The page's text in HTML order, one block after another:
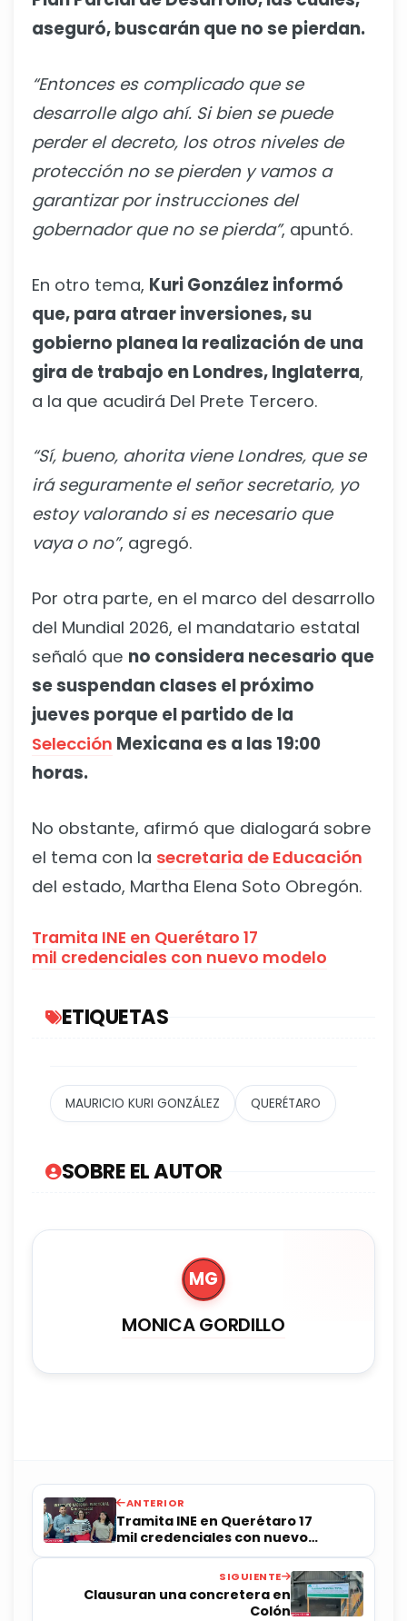
aseguró, buscarán que no se pierdan.
“Entonces es complicado que se
desarrolle algo ahí. Si bien se puede
perder el decreto, los otros niveles de
protección no se pierden y vamos a
garantizar por instrucciones del
gobernador que no se pierda”, apuntó.
En otro tema, Kuri González informó
que, para atraer inversiones, su
gobierno planea la realización de una
gira de trabajo en Londres, Inglaterra,
a la que acudirá Del Prete Tercero.
“Sí, bueno, ahorita viene Londres, que se
irá seguramente el señor secretario, yo
estoy valorando si es necesario que
vaya o no”, agregó.
Por otra parte, en el marco del desarrollo
del Mundial 2026, el mandatario estatal
señaló que no considera necesario que
se suspendan clases el próximo
jueves porque el partido de la
Selección Mexicana es a las 19:00
horas.
No obstante, afirmó que dialogará sobre
el tema con la secretaria de Educación
del estado, Martha Elena Soto Obregón.
Tramita INE en Querétaro 17
mil credenciales con nuevo modelo
ETIQUETAS
MAURICIO KURI GONZÁLEZ QUERÉTARO
SOBRE EL AUTOR
MG
MONICA GORDILLO
ANTERIOR
Tramita INE en Querétaro 17
mil credenciales con nuevo
modelo
SIGUIENTE
Clausuran una concretera en
Colón